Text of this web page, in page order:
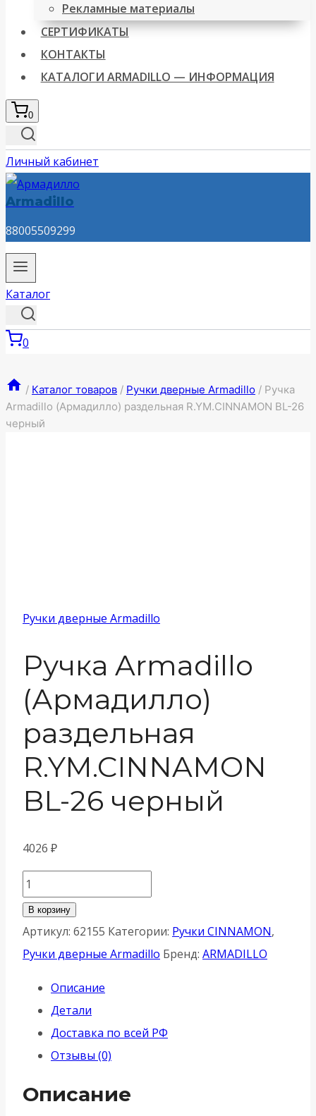
Рекламные материалы
СЕРТИФИКАТЫ
КОНТАКТЫ
КАТАЛОГИ ARMADILLO — ИНФОРМАЦИЯ
0
Личный кабинет
Armadillo
88005509299
Каталог
0
/ Каталог товаров / Ручки дверные Armadillo / Ручка
Armadillo (Армадилло) раздельная R.YM.CINNAMON BL-26
черный
Ручки дверные Armadillo
Ручка Armadillo
(Армадилло)
раздельная
R.YM.CINNAMON
BL-26 черный
4026 ₽
Количество
товара
Ручка
Armadillo
раздельная
R.YM.CINNAMON
BL-
черный
В корзину
Артикул: 62155 Категории: Ручки CINNAMON,
Ручки дверные Armadillo Бренд: ARMADILLO
Описание
Детали
Доставка по всей РФ
Отзывы (0)
Описание